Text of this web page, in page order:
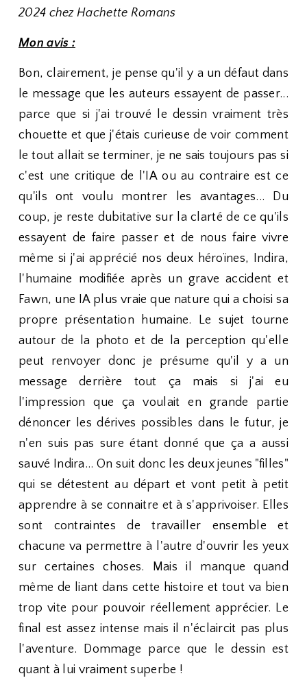
2024 chez Hachette Romans
Mon avis :
Bon, clairement, je pense qu'il y a un défaut dans
le message que les auteurs essayent de passer...
parce que si j'ai trouvé le dessin vraiment très
chouette et que j'étais curieuse de voir comment
le tout allait se terminer, je ne sais toujours pas si
c'est une critique de l'IA ou au contraire est ce
qu'ils ont voulu montrer les avantages... Du
coup, je reste dubitative sur la clarté de ce qu'ils
essayent de faire passer et de nous faire vivre
même si j'ai apprécié nos deux héroïnes, Indira,
l'humaine modifiée après un grave accident et
Fawn, une IA plus vraie que nature qui a choisi sa
propre présentation humaine. Le sujet tourne
autour de la photo et de la perception qu'elle
peut renvoyer donc je présume qu'il y a un
message derrière tout ça mais si j'ai eu
l'impression que ça voulait en grande partie
dénoncer les dérives possibles dans le futur, je
n'en suis pas sure étant donné que ça a aussi
sauvé Indira... On suit donc les deux jeunes "filles"
qui se détestent au départ et vont petit à petit
apprendre à se connaitre et à s'apprivoiser. Elles
sont contraintes de travailler ensemble et
chacune va permettre à l'autre d'ouvrir les yeux
sur certaines choses. Mais il manque quand
même de liant dans cette histoire et tout va bien
trop vite pour pouvoir réellement apprécier. Le
final est assez intense mais il n'éclaircit pas plus
l'aventure. Dommage parce que le dessin est
quant à lui vraiment superbe !